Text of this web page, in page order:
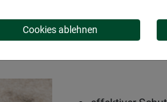
Cookies ablehnen